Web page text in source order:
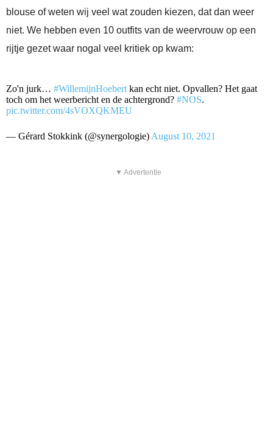
blouse of weten wij veel wat zouden kiezen, dat dan weer
niet. We hebben even 10 outfits van de weervrouw op een
rijtje gezet waar nogal veel kritiek op kwam:
Zo'n jurk… #WillemijnHoebertkan echt niet. Opvallen? Het gaat
toch om het weerbericht en de achtergrond? #NOS.
pic.twitter.com/4sVOXQKMEU
— Gérard Stokkink (@synergologie)August 10, 2021
▼ Advertentie